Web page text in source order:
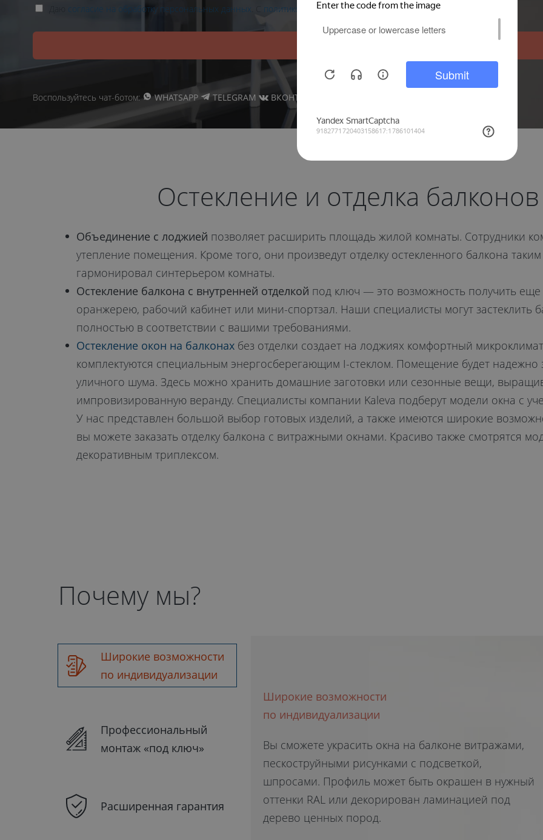
согласие на обработку персональных данных политикой обработки персональных данных
Воспользуйтесь чат-ботом: WHATSAPP TELEGRAM ВКОНТАКТЕ
Остекление и отделка
Объединение с лоджией позволяет расширить площадь жилой комнаты. Сотрудники
утепление помещения. Кроме того, они произведут отделку остекленного балкона
гармонировал синтерьером комнаты.
Остекление балкона с внутренней отделкой под ключ — это возможность получить
оранжерею, рабочий кабинет или мини-спортзал. Наши специалисты могут застеклить
полностью в соответствии с вашими требованиями.
Остекление окон на балконах без отделки создает на лоджиях комфортный
комплектуются специальным энергосберегающим I-стеклом. Помещение будет надежно
уличного шума. Здесь можно хранить домашние заготовки или сезонные вещи,
импровизированную веранду. Специалисты компании Kaleva подберут модели окна с
У нас представлен большой выбор готовых изделий, а также имеются широкие
вы можете заказать отделку балкона с витражными окнами. Красиво также смотрятся
декоративным триплексом.
Почему мы?
Широкие возможности
по индивидуализации
Профессиональный
монтаж «под ключ»
Расширенная гарантия
Широкие возможности
по индивидуализации
Вы сможете украсить окна на балконе витражами,
пескоструйными рисунками с подсветкой,
шпросами. Профиль может быть окрашен в нужный
оттенки RAL или декорирован ламинацией под
дерево ценных пород.